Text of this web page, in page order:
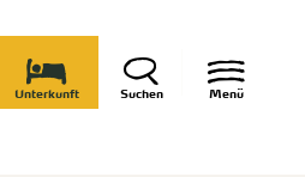
Menü
Suchen
Unterkunft